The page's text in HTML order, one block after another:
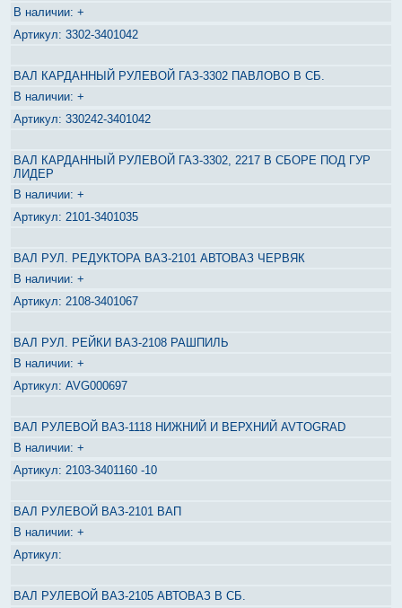
+
3302-3401042
ВАЛ КАРДАННЫЙ РУЛЕВОЙ ГАЗ-3302 ПАВЛОВО В СБ.
+
330242-3401042
ВАЛ КАРДАННЫЙ РУЛЕВОЙ ГАЗ-3302, 2217 В СБОРЕ ПОД ГУР
ЛИДЕР
+
2101-3401035
ВАЛ РУЛ. РЕДУКТОРА ВАЗ-2101 АВТОВАЗ ЧЕРВЯК
+
2108-3401067
ВАЛ РУЛ. РЕЙКИ ВАЗ-2108 РАШПИЛЬ
+
AVG000697
ВАЛ РУЛЕВОЙ ВАЗ-1118 НИЖНИЙ И ВЕРХНИЙ AVTOGRAD
+
2103-3401160 -10
ВАЛ РУЛЕВОЙ ВАЗ-2101 ВАП
+
ВАЛ РУЛЕВОЙ ВАЗ-2105 АВТОВАЗ В СБ.